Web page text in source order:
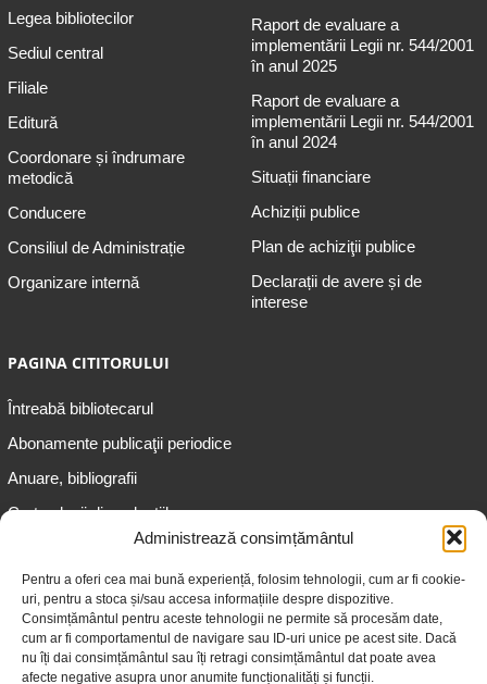
Administrează consimțământul
Pentru a oferi cea mai bună experiență, folosim tehnologii, cum ar fi cookie-
uri, pentru a stoca și/sau accesa informațiile despre dispozitive.
Consimțământul pentru aceste tehnologii ne permite să procesăm date,
cum ar fi comportamentul de navigare sau ID-uri unice pe acest site. Dacă
nu îți dai consimțământul sau îți retragi consimțământul dat poate avea
afecte negative asupra unor anumite funcționalități și funcții.
Legea bibliotecilor
Sediul central
Filiale
Editură
Coordonare și îndrumare
metodică
Conducere
Consiliul de Administrație
Organizare internă
Raport de evaluare a
implementării Legii nr. 544/2001
în anul 2025
Raport de evaluare a
implementării Legii nr. 544/2001
în anul 2024
Situații financiare
Achiziții publice
Plan de achiziţii publice
Declarații de avere și de
interese
PAGINA CITITORULUI
Întreabă bibliotecarul
Abonamente publicaţii periodice
Anuare, bibliografii
Cartea lunii din colecțiile
Informații pentru adolescenți
Informații pentru adulți
Informații pentru seniori